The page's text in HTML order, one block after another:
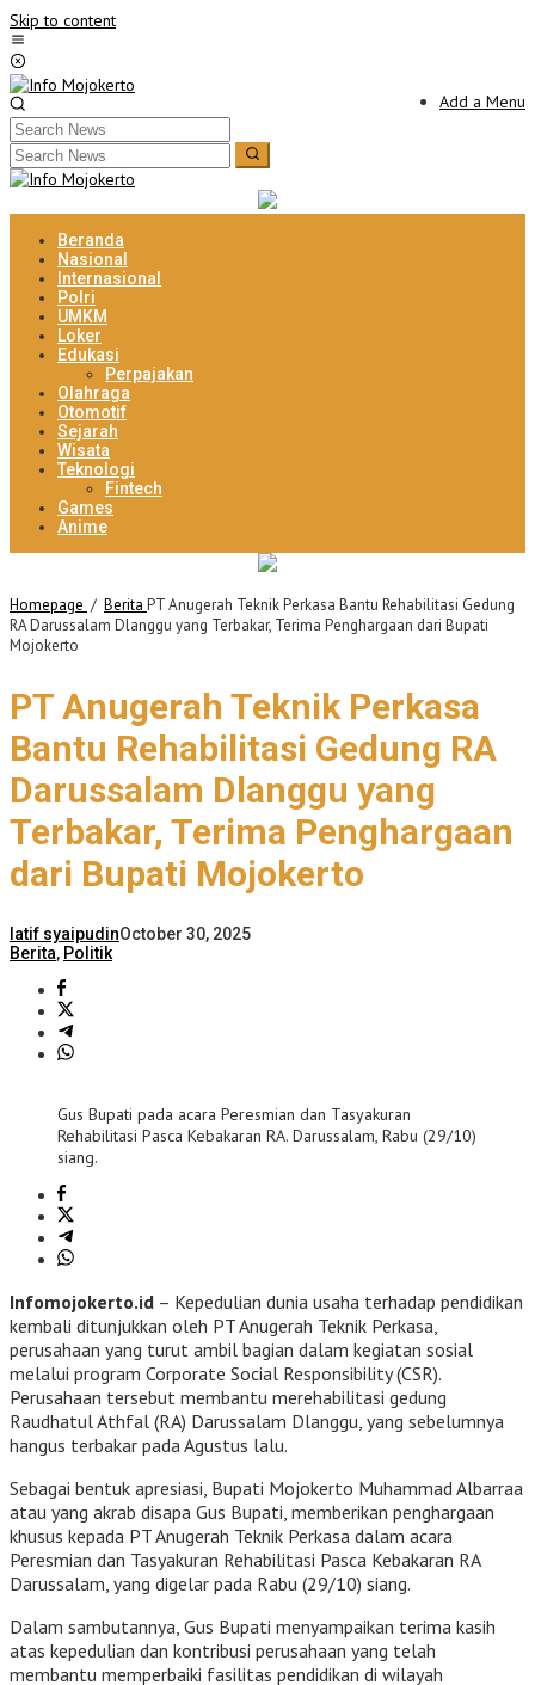
Skip to content
Add a Menu
Beranda
Nasional
Internasional
Polri
UMKM
Loker
Edukasi
Perpajakan
Olahraga
Otomotif
Sejarah
Wisata
Teknologi
Fintech
Games
Anime
Homepage / Berita PT Anugerah Teknik Perkasa Bantu Rehabilitasi Gedung
RA Darussalam Dlanggu yang Terbakar, Terima Penghargaan dari Bupati
Mojokerto
PT Anugerah Teknik Perkasa
Bantu Rehabilitasi Gedung RA
Darussalam Dlanggu yang
Terbakar, Terima Penghargaan
dari Bupati Mojokerto
latif syaipudinOctober 30, 2025
Berita, Politik
Gus Bupati pada acara Peresmian dan Tasyakuran
Rehabilitasi Pasca Kebakaran RA. Darussalam, Rabu (29/10)
siang.
Infomojokerto.id – Kepedulian dunia usaha terhadap pendidikan
kembali ditunjukkan oleh PT Anugerah Teknik Perkasa,
perusahaan yang turut ambil bagian dalam kegiatan sosial
melalui program Corporate Social Responsibility (CSR).
Perusahaan tersebut membantu merehabilitasi gedung
Raudhatul Athfal (RA) Darussalam Dlanggu, yang sebelumnya
hangus terbakar pada Agustus lalu.
Sebagai bentuk apresiasi, Bupati Mojokerto Muhammad Albarraa
atau yang akrab disapa Gus Bupati, memberikan penghargaan
khusus kepada PT Anugerah Teknik Perkasa dalam acara
Peresmian dan Tasyakuran Rehabilitasi Pasca Kebakaran RA
Darussalam, yang digelar pada Rabu (29/10) siang.
Dalam sambutannya, Gus Bupati menyampaikan terima kasih
atas kepedulian dan kontribusi perusahaan yang telah
membantu memperbaiki fasilitas pendidikan di wilayah